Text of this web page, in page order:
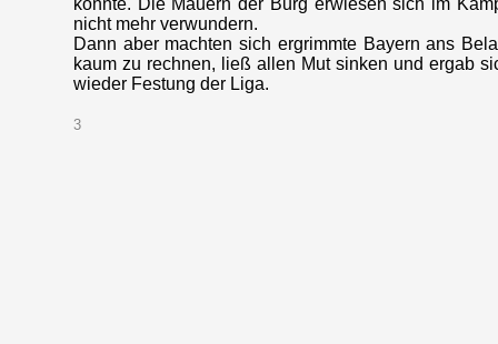
konnte. Die Mauern der Burg erwiesen sich im
nicht mehr verwundern.
Dann aber machten sich ergrimmte Bayern ans
kaum zu rechnen, ließ allen Mut sinken und ergab
wieder Festung der Liga.
3